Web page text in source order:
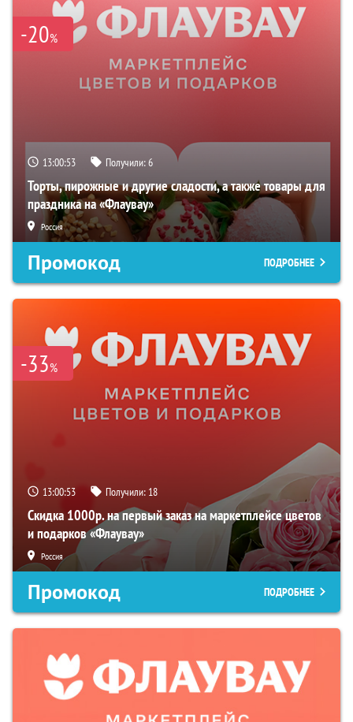
-20%
13:00:52 Получили:6
Торты, пирожные и другие сладости, а также товары для
праздника на «Флаувау»
Россия
Промокод ПОДРОБНЕЕ
-33%
13:00:52 Получили: 18
Скидка 1000р. на первый заказ на маркетплейсе цветов
и подарков «Флаувау»
Россия
Промокод ПОДРОБНЕЕ